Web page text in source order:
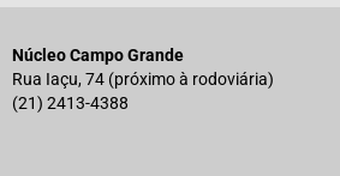
Núcleo Campo Grande
Rua Iaçu, 74 (próximo à rodoviária)
(21) 2413-4388